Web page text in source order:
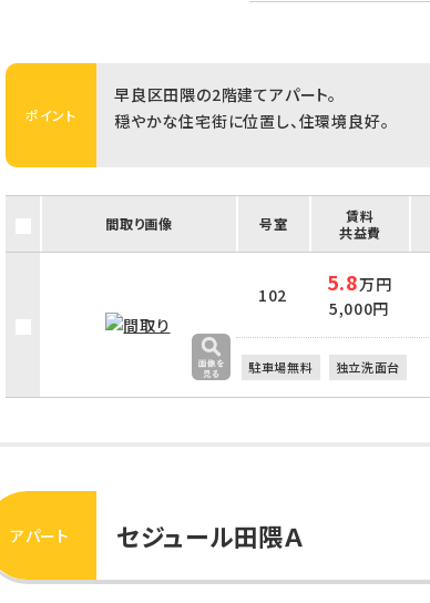
ポイント
早良区田隈の2階建てアパート。
穏やかな住宅街に位置し、住環境良好。
間取り画像 号室
賃料
共益費
102 5.8万円
5,000円
駐車場無料 独立洗面台
アパート セジュール田隈Ａ